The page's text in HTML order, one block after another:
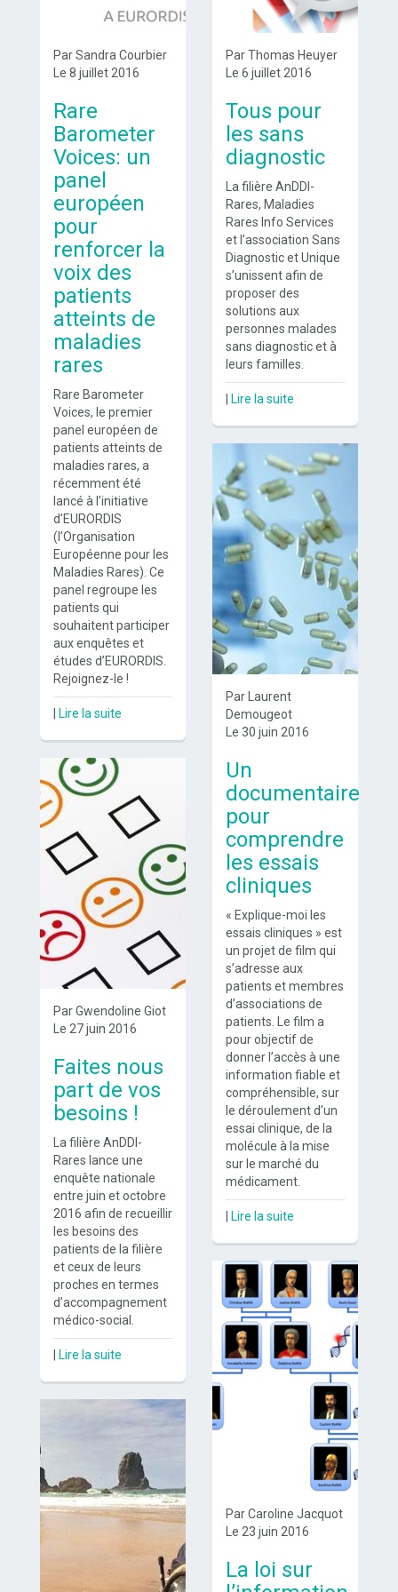
Par Sandra Courbier
Le 8 juillet 2016
Rare
Barometer
Voices: un
panel
européen
pour
renforcer la
voix des
patients
atteints de
maladies
rares
Rare Barometer
Voices, le premier
panel européen de
patients atteints de
maladies rares, a
récemment été
lancé à l’initiative
d’EURORDIS
(l’Organisation
Européenne pour les
Maladies Rares). Ce
panel regroupe les
patients qui
souhaitent participer
aux enquêtes et
études d’EURORDIS.
Rejoignez-le !
Lire la suite
Par Thomas Heuyer
Le 6 juillet 2016
Tous pour
les sans
diagnostic
La filière AnDDI-
Rares, Maladies
Rares Info Services
et l’association Sans
Diagnostic et Unique
s’unissent afin de
proposer des
solutions aux
personnes malades
sans diagnostic et à
leurs familles.
Lire la suite
Par Laurent
Demougeot
Le 30 juin 2016
Un
documentaire
pour
comprendre
les essais
cliniques
« Explique-moi les
essais cliniques » est
un projet de film qui
s’adresse aux
patients et membres
d’associations de
patients. Le film a
pour objectif de
donner l’accès à une
information fiable et
compréhensible, sur
le déroulement d’un
essai clinique, de la
molécule à la mise
sur le marché du
médicament.
Lire la suite
Par Gwendoline Giot
Le 27 juin 2016
Faites nous
part de vos
besoins !
La filière AnDDI-
Rares lance une
enquête nationale
entre juin et octobre
2016 afin de recueillir
les besoins des
patients de la filière
et ceux de leurs
proches en termes
d’accompagnement
médico-social.
Lire la suite
Par Caroline Jacquot
Le 23 juin 2016
La loi sur